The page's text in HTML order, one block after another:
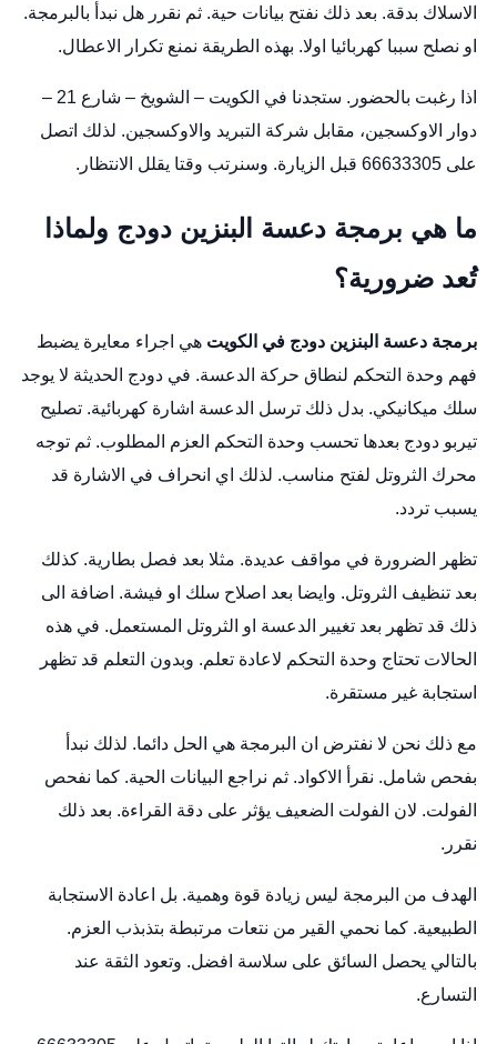
الاسلاك بدقة. بعد ذلك نفتح بيانات حية. ثم نقرر هل نبدأ بالبرمجة.
او نصلح سببا كهربائيا اولا. بهذه الطريقة نمنع تكرار الاعطال.
اذا رغبت بالحضور. ستجدنا في الكويت – الشويخ – شارع 21 –
دوار الاوكسجين، مقابل شركة التبريد والاوكسجين. لذلك اتصل
على 66633305 قبل الزيارة. وسنرتب وقتا يقلل الانتظار.
ما هي برمجة دعسة البنزين دودج ولماذا
تُعد ضرورية؟
برمجة دعسة البنزين دودج في الكويت هي اجراء معايرة يضبط
فهم وحدة التحكم لنطاق حركة الدعسة. في دودج الحديثة لا يوجد
سلك ميكانيكي. بدل ذلك ترسل الدعسة اشارة كهربائية. تصليح
تيربو دودج بعدها تحسب وحدة التحكم العزم المطلوب. ثم توجه
محرك الثروتل لفتح مناسب. لذلك اي انحراف في الاشارة قد
يسبب تردد.
تظهر الضرورة في مواقف عديدة. مثلا بعد فصل بطارية. كذلك
بعد تنظيف الثروتل. وايضا بعد اصلاح سلك او فيشة. اضافة الى
ذلك قد تظهر بعد تغيير الدعسة او الثروتل المستعمل. في هذه
الحالات تحتاج وحدة التحكم لاعادة تعلم. وبدون التعلم قد تظهر
استجابة غير مستقرة.
مع ذلك نحن لا نفترض ان البرمجة هي الحل دائما. لذلك نبدأ
بفحص شامل. نقرأ الاكواد. ثم نراجع البيانات الحية. كما نفحص
الفولت. لان الفولت الضعيف يؤثر على دقة القراءة. بعد ذلك
نقرر.
الهدف من البرمجة ليس زيادة قوة وهمية. بل اعادة الاستجابة
الطبيعية. كما نحمي القير من نتعات مرتبطة بتذبذب العزم.
بالتالي يحصل السائق على سلاسة افضل. وتعود الثقة عند
التسارع.